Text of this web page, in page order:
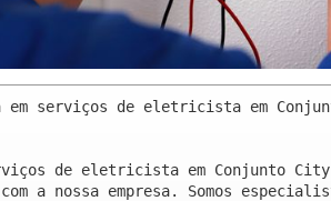
em serviços de eletricista em
de eletricista em Conjunto City
a nossa empresa. Somos